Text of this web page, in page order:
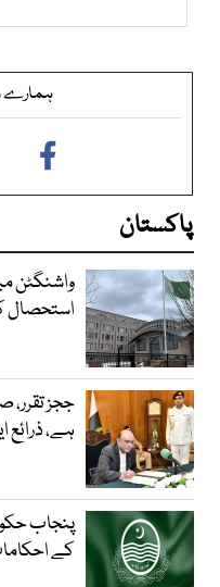
ہمارے
پاکستان
واشنگٹن
استحصال
ججز
ہے، ذرائع
کے